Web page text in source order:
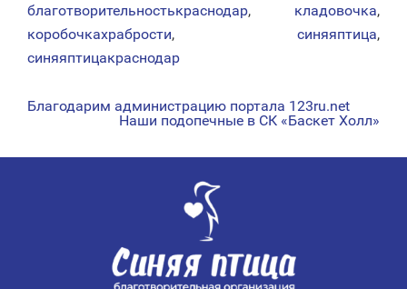
благотворительностькраснодар, кладовочка,
коробочкахрабрости, синяяптица,
синяяптицакраснодар
НАВИГАЦИЯ
Благодарим администрацию портала 123ru.net
Наши подопечные в СК «Баскет Холл»